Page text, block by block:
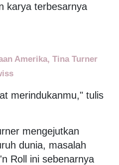
karya terbesarnya
Amerika, Tina Turner
merindukanmu," tulis
mengejutkan
dunia, masalah
Roll ini sebenarnya